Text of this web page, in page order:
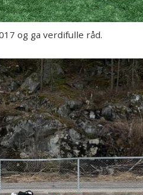
og ga verdifulle råd.